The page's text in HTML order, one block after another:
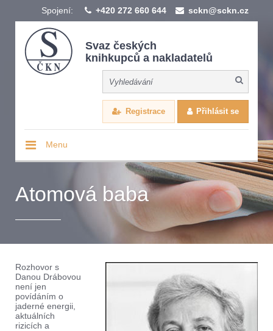
Spojení: +420 272 660 644 sckn@sckn.cz
Svaz českých
knihkupců a nakladatelů
Registrace Přihlásit se
Menu
Atomová baba
Rozhovor s
Danou Drábovou
není jen
povídáním o
jaderné energii,
aktuálních
rizicích a